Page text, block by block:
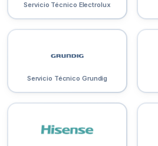
Servicio Técnico Electrolux
Servicio Técnico Grundig